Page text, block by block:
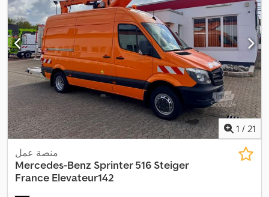
1 / 21
منصة عمل
Mercedes-Benz Sprinter 516 Steiger
France Elevateur142